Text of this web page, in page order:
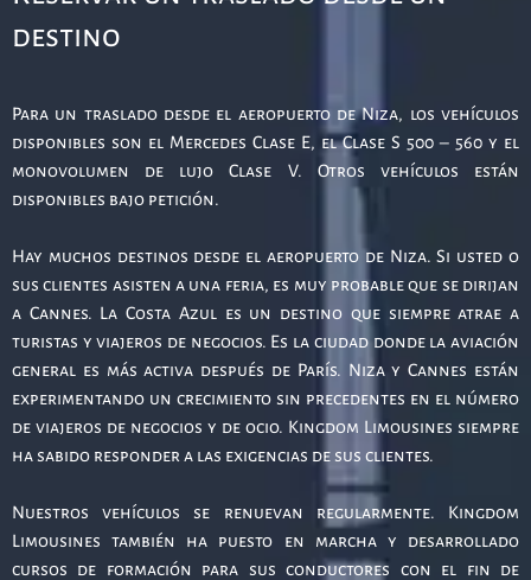
destino
Para un traslado desde el aeropuerto de Niza, los vehículos
disponibles son el Mercedes Clase E, el Clase S 500 – 560 y el
monovolumen de lujo Clase V. Otros vehículos están
disponibles bajo petición.
Hay muchos destinos desde el aeropuerto de Niza. Si usted o
sus clientes asisten a una feria, es muy probable que se dirijan
a Cannes. La Costa Azul es un destino que siempre atrae a
turistas y viajeros de negocios. Es la ciudad donde la aviación
general es más activa después de París. Niza y Cannes están
experimentando un crecimiento sin precedentes en el número
de viajeros de negocios y de ocio. Kingdom Limousines siempre
ha sabido responder a las exigencias de sus clientes.
Nuestros vehículos se renuevan regularmente. Kingdom
Limousines también ha puesto en marcha y desarrollado
cursos de formación para sus conductores con el fin de